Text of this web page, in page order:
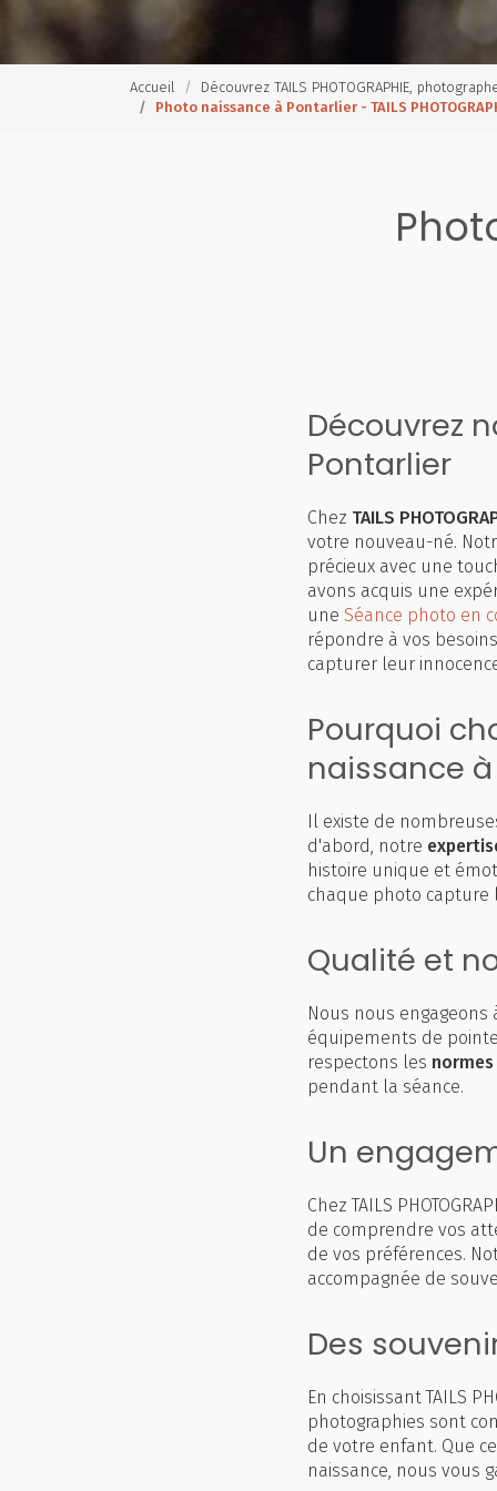
Accueil Découvrez TAILS PHOTOGRAPHIE,
Photo naissance à Pontarlier - TAILS
Découvrez
Pontarlier
Chez TAILS
votre nouveau-né.
précieux avec une
avons acquis une
une Séance photo en
répondre à vos
capturer leur
Pourquoi
naissance
Il existe de
d'abord, notre
histoire unique et
chaque photo capture
Qualité et
Nous nous engageons
équipements de
respectons les
pendant la séance.
Un
Chez TAILS
de comprendre vos
de vos préférences.
accompagnée de
Des
En choisissant TAILS
photographies sont
de votre enfant. Que
naissance, nous vous